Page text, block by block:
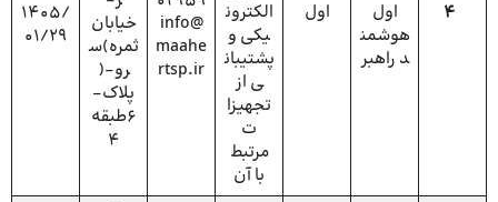
4
اول
هوشمن
د راهبر
اول
الکترون
یکی و
پشتیبان
ی از
تجهیزا
ت
مرتبط
با آن
info@
maahe
rtsp.ir
خیابان
ثمره)س
رو-(
پلاک-
6طبقه
4
1405/
01/29